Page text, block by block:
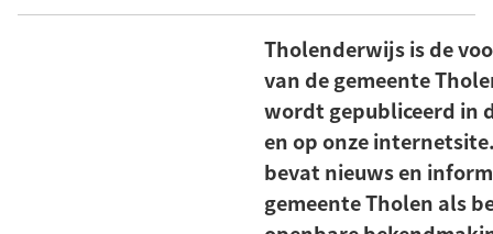
Tholenderwijs is de
van de gemeente
wordt gepubliceerd in
en op onze
bevat nieuws en
gemeente Tholen als